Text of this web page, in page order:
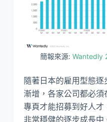
簡報來源: Wantedly
隨著日本的雇用型態
漸增，各家公司都必
專頁才能招募到好人
非常穩健的逐步成長中